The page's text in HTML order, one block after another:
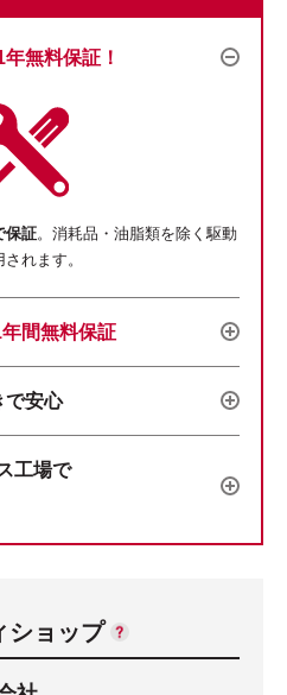
年無料保証！
保証。消耗品・油脂類を除く駆動
れます。
年間無料保証
で安心
工場で
ショップ